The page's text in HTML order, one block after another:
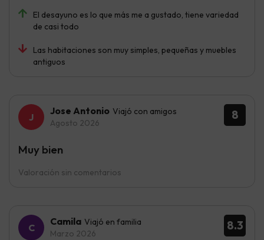
El desayuno es lo que más me a gustado, tiene variedad
de casi todo
Las habitaciones son muy simples, pequeñas y muebles
antiguos
8
Jose Antonio Viajó con amigos
Agosto 2026
Valoración sin comentarios
Muy bien
8.3
Camila Viajó en familia
Marzo 2026